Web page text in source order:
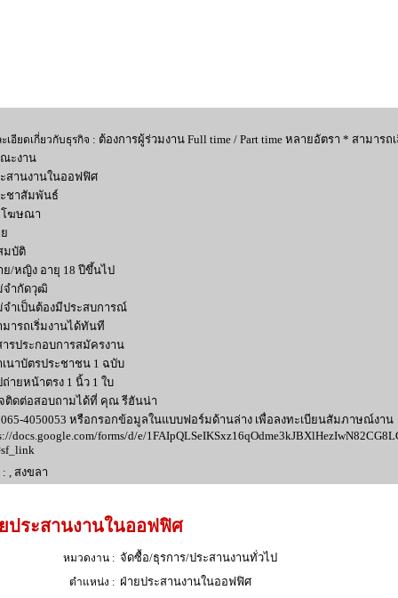
เอียดเกี่ยวกับธุรกิจ : ต้องการผู้ร่วมงาน Full time / Part time หลายอัตรา * สามารถ
ะงาน
ะสานงานในออฟฟิศ
ชาสัมพันธ์
โฆษณา
บัติ
ย/หญิง อายุ 18 ปีขึ้นไป
จำกัดวุฒิ
จำเป็นต้องมีประสบการณ์
มารถเริ่มงานได้ทันที
ารประกอบการสมัครงาน
เนาบัตรประชาชน 1 ฉบับ
ถ่ายหน้าตรง 1 นิ้ว 1 ใบ
ติดต่อสอบถามได้ที่ คุณ รีฮันน่า
4050053 หรือกรอกข้อมูลในแบบฟอร์มด้านล่าง เพื่อลงทะเบียนสัมภาษณ์งาน
docs.google.com/forms/d/e/
, สงขลา
ประสานงานในออฟฟิศ
หมวดงาน : จัดซื้อ/ธุรการ/ประสานงานทั่วไป
ตำแหน่ง : ฝ่ายประสานงานในออฟฟิศ